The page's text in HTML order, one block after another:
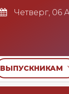
Четверг, 06
ВЫПУСКНИКАМ